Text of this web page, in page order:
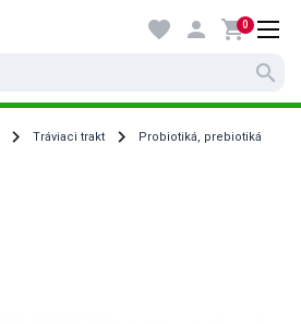
search
favorite person shopping_cart0
Tráviaci trakt Probiotiká, prebiotiká